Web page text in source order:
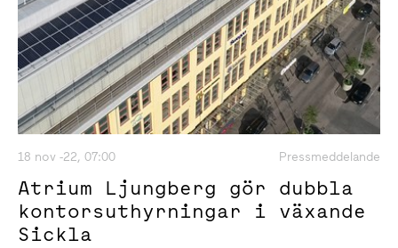
18 nov -22, 07:00 Pressmeddelande
Atrium Ljungberg gör dubbla
kontorsuthyrningar i växande
Sickla